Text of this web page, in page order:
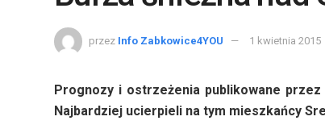
przez Info Zabkowice4YOU 1 kwietnia 2015
Prognozy i ostrzeżenia publikowane
Najbardziej ucierpieli na tym mieszkańcy